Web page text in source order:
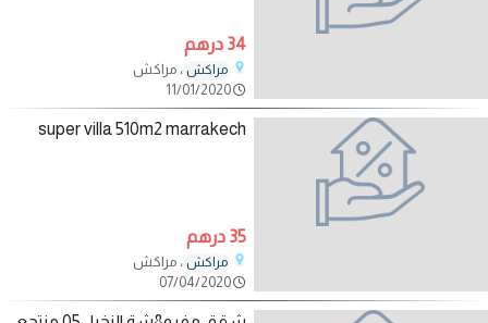
34 درهم
مراكش ، مراكش
11/01/2020
super villa 510m2 marrakech
35 درهم
مراكش ، مراكش
07/04/2020